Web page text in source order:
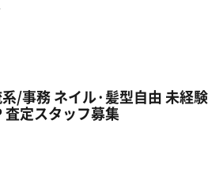
/事務 ネイル·髪型自由 未経験
定スタッフ募集